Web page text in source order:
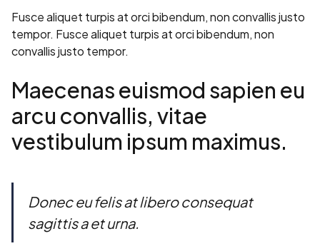
Fusce aliquet turpis at orci bibendum, non convallis justo
tempor. Fusce aliquet turpis at orci bibendum, non
convallis justo tempor.
Maecenas euismod sapien eu
arcu convallis, vitae
vestibulum ipsum maximus.
Donec eu felis at libero consequat
sagittis a et urna.